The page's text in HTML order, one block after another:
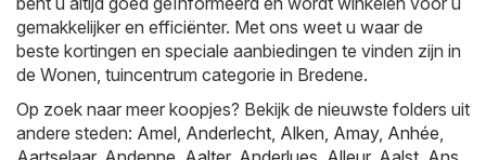
gemakkelijker en efficiënter. Met ons weet u waar de
beste kortingen en speciale aanbiedingen te vinden zijn in
de Wonen, tuincentrum categorie in Bredene.
Op zoek naar meer koopjes? Bekijk de nieuwste folders uit
andere steden: Amel, Anderlecht, Alken, Amay, Anhée,